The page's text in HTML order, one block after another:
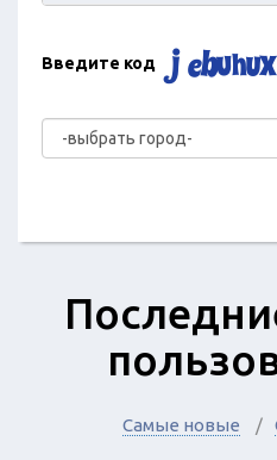
Введите код
Самые новые